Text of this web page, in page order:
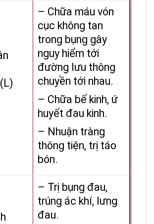
– Chữa máu vón
cục không tan
trong bụng gây
nguy hiểm tới
đường lưu thông
chuyền tới nhau.
– Chữa bế kinh, ứ
huyết đau kinh.
– Nhuận tràng
thông tiện, trị táo
bón.
– Trị bụng đau,
trúng ác khí, lưng
đau.